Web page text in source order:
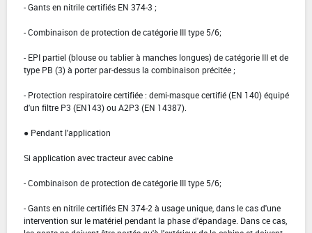
- Gants en nitrile certifiés EN 374-3 ;
- Combinaison de protection de catégorie III type 5/6;
- EPI partiel (blouse ou tablier à manches longues) de catégorie III et de
type PB (3) à porter par-dessus la combinaison précitée ;
- Protection respiratoire certifiée : demi-masque certifié (EN 140) équipé
d'un filtre P3 (EN143) ou A2P3 (EN 14387).
● Pendant l'application
Si application avec tracteur avec cabine
- Combinaison de protection de catégorie III type 5/6;
- Gants en nitrile certifiés EN 374-2 à usage unique, dans le cas d'une
intervention sur le matériel pendant la phase d'épandage. Dans ce cas,